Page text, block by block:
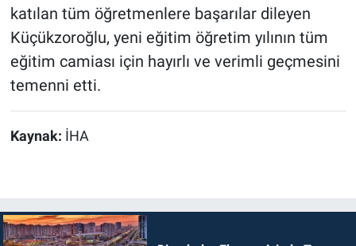
katılan tüm öğretmenlere başarılar dileyen
Küçükzoroğlu, yeni eğitim öğretim yılının tüm
eğitim camiası için hayırlı ve verimli geçmesini
temenni etti.
Kaynak: İHA